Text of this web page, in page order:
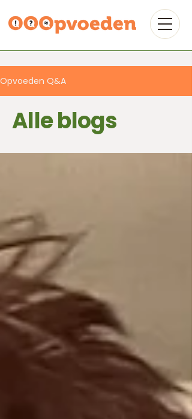
Opvoeden Q&A
Alle blogs